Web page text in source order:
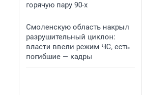
горячую пару 90-х
Смоленскую область накрыл
разрушительный циклон:
власти ввели режим ЧС, есть
погибшие — кадры